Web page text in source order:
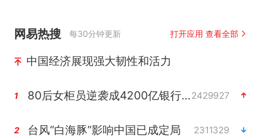
网易热搜 每30分钟更新 打开应用 查看全部
中国经济展现强大韧性和活力
1 80后女柜员逆袭成4200亿银行副行长2429927
2 台风“白海豚”影响中国已成定局 2311329